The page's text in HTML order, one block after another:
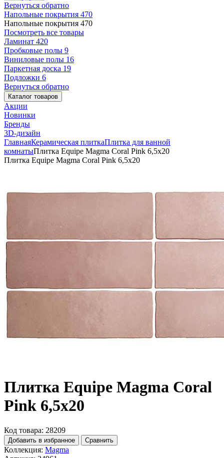
Вернуться обратно
Напольные покрытия 470
Напольные покрытия 470
Посмотреть все товары
Ламинат 420
Пробковые полы 9
Виниловые полы 16
Паркетная доска 19
Подложки 6
Вернуться обратно
Каталог товаров
Акции
Новинки
Бренды
3D-дизайн
ГлавнаяКерамическая плиткаПлитка для ванной
комнатыПлитка Equipe Magma Coral Pink 6,5x20
Плитка Equipe Magma Coral Pink 6,5x20
Плитка Equipe Magma Coral
Pink 6,5x20
Код товара: 28209
Добавить в избранное Сравнить
Коллекция: Magma